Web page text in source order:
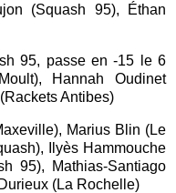
(Squash 95), Éthan
95, passe en -15 le 6
Hannah Oudinet
Antibes)
Marius Blin (Le
Ilyès Hammouche
95), Mathias-Santiago
(La Rochelle)